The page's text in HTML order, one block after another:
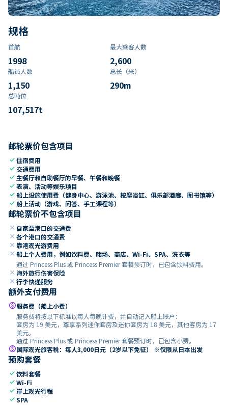
规格
首航
1998
最大乘客人数
2,600
船员人数
1,150
总长（米）
290m
总吨位
107,517t
邮轮票价包含项目
check住宿费用
check 交通费用
check 主餐厅和自助餐厅的早餐、午餐和晚餐
check表演、活动等娱乐项目
check船上设施使用费（健身中心、游泳池、按摩浴缸、俱乐部酒廊、图书馆等）
check船上活动（游戏、问答、手工课程等）
邮轮票价不包含项目
close 自家至港口的交通费
close 各个港口的交通费
close 靠港观光游费用
close 船上个人费用，例如饮料费、赌场、商店、Wi-Fi、SPA、洗衣等
通过 Princess Plus 或 Princess Premier 套餐预订时，已包含饮料费用。
close 海外旅行伤害保险
close 行李快递服务
额外支付费用
paid服务费（船上小费）
服务费将按以下标准以每人每晚计费，并自动记入船上账户：
套房为 19 美元，尊享系列迷你套房及迷你套房为 18 美元，其他客房为 17
美元。
通过 Princess Plus 或 Princess Premier 套餐预订时，已包含小费。
paid国际观光旅客税：每人3,000日元（2岁以下免征） ※仅限从日本出发
预购套餐
check饮料套餐
checkWi-Fi
check 岸上观光行程
checkSPA